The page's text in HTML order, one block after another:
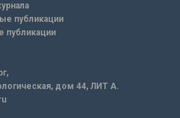
публикации
публикации
дом 44, ЛИТ А.